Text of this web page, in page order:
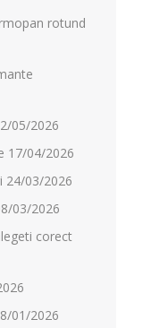
rotund
05/2026
17/04/2026
24/03/2026
03/2026
corect
01/2026